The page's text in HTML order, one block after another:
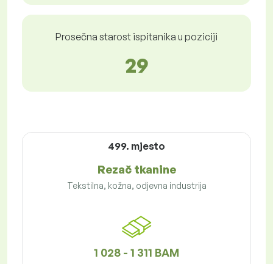
Prosečna starost ispitanika u poziciji
29
499. mjesto
Rezač tkanine
Tekstilna, kožna, odjevna industrija
1 028 - 1 311 BAM